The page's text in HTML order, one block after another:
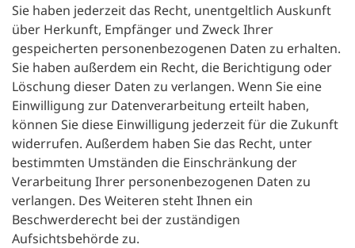
Sie haben jederzeit das Recht, unentgeltlich Auskunft
über Herkunft, Empfänger und Zweck Ihrer
gespeicherten personenbezogenen Daten zu erhalten.
Sie haben außerdem ein Recht, die Berichtigung oder
Löschung dieser Daten zu verlangen. Wenn Sie eine
Einwilligung zur Datenverarbeitung erteilt haben,
können Sie diese Einwilligung jederzeit für die Zukunft
widerrufen. Außerdem haben Sie das Recht, unter
bestimmten Umständen die Einschränkung der
Verarbeitung Ihrer personenbezogenen Daten zu
verlangen. Des Weiteren steht Ihnen ein
Beschwerderecht bei der zuständigen
Aufsichtsbehörde zu.